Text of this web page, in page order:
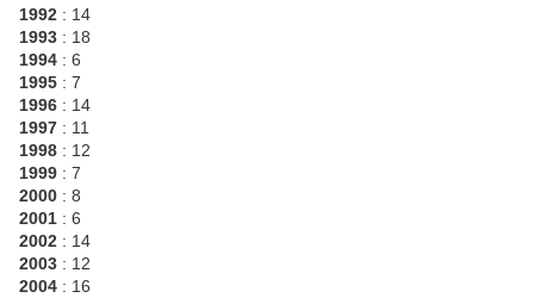
1992 : 14
1993 : 18
1994 : 6
1995 : 7
1996 : 14
1997 : 11
1998 : 12
1999 : 7
2000 : 8
2001 : 6
2002 : 14
2003 : 12
2004 : 16